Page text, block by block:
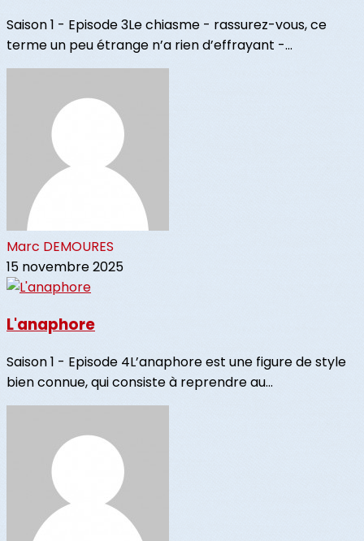
Saison 1 - Episode 3Le chiasme - rassurez-vous, ce
terme un peu étrange n’a rien d’effrayant -...
Marc DEMOURES
15 novembre 2025
L'anaphore
Saison 1 - Episode 4L’anaphore est une figure de style
bien connue, qui consiste à reprendre au...